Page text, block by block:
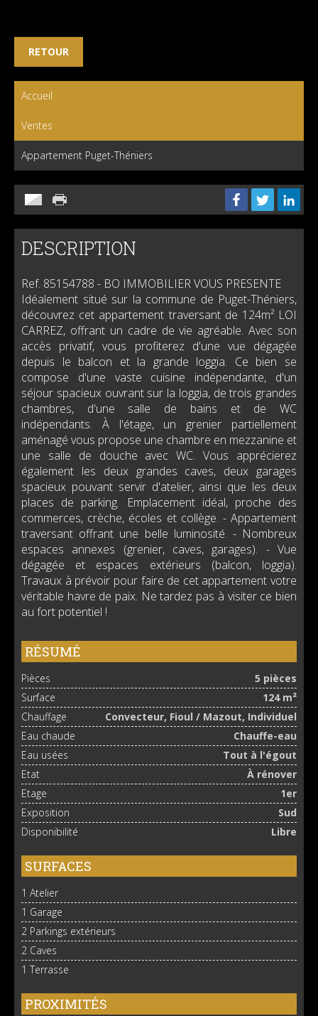
RETOUR
Accueil
Ventes
Appartement Puget-Théniers
DESCRIPTION
Ref. 85154788 - BO IMMOBILIER VOUS PRESENTE
Idéalement situé sur la commune de Puget-Théniers,
découvrez cet appartement traversant de 124m² LOI
CARREZ, offrant un cadre de vie agréable. Avec son
accès privatif, vous profiterez d'une vue dégagée
depuis le balcon et la grande loggia. Ce bien se
compose d'une vaste cuisine indépendante, d'un
séjour spacieux ouvrant sur la loggia, de trois grandes
chambres, d'une salle de bains et de WC
indépendants. À l'étage, un grenier partiellement
aménagé vous propose une chambre en mezzanine et
une salle de douche avec WC. Vous apprécierez
également les deux grandes caves, deux garages
spacieux pouvant servir d'atelier, ainsi que les deux
places de parking. Emplacement idéal, proche des
commerces, crèche, écoles et collège. - Appartement
traversant offrant une belle luminosité. - Nombreux
espaces annexes (grenier, caves, garages). - Vue
dégagée et espaces extérieurs (balcon, loggia).
Travaux à prévoir pour faire de cet appartement votre
véritable havre de paix. Ne tardez pas à visiter ce bien
au fort potentiel !
RÉSUMÉ
Pièces
5 pièces
Surface
124 m²
Chauffage
Convecteur, Fioul / Mazout, Individuel
Eau chaude
Chauffe-eau
Eau usées
Tout à l'égout
Etat
À rénover
Etage
1er
Exposition
Sud
Disponibilité
Libre
SURFACES
1 Atelier
1 Garage
2 Parkings extérieurs
2 Caves
1 Terrasse
PROXIMITÉS